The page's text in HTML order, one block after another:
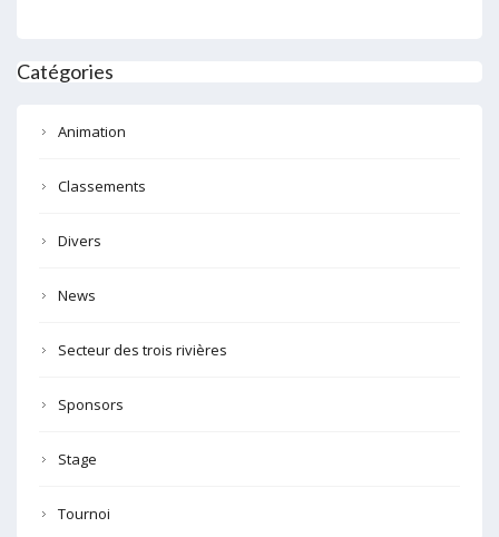
Catégories
Animation
Classements
Divers
News
Secteur des trois rivières
Sponsors
Stage
Tournoi